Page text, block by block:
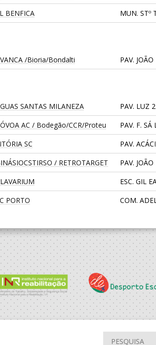
BENFICA MUN. STº
/Bioria/Bondalti PAV.
SANTAS MILANEZA
PAV. LUZ 2
AC / Bodegão/CCR/Proteu
PAV. F. SÁ
SC
PAV.
/ RETROTARGET
PAV.
ESC. GIL
PORTO
COM.
CENTRO
LIS
ACADEMIA ANDEBOL SPS PAV. F. SÁ
A. GARRETT /Pristivus
ESC.